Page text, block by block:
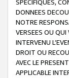
SPECIFIQUES,
DONNEES
NOTRE
VERSEES OU
INTERVENU
DROIT OU
AVEC LE
APPLICABLE